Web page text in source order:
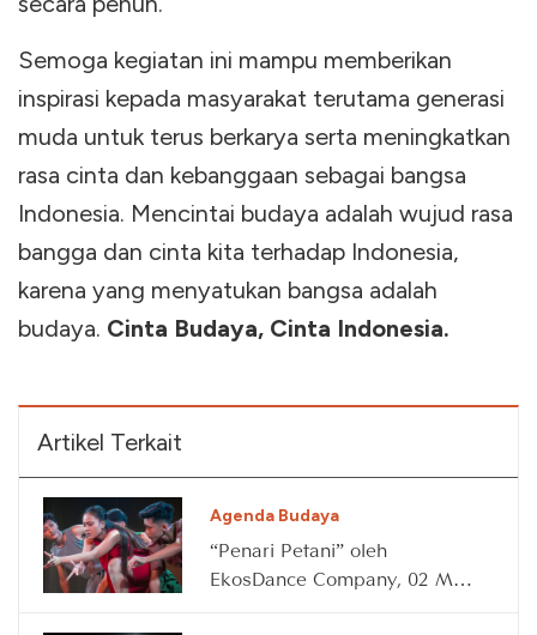
Semoga kegiatan ini mampu memberikan
inspirasi kepada masyarakat terutama generasi
muda untuk terus berkarya serta meningkatkan
rasa cinta dan kebanggaan sebagai bangsa
Indonesia. Mencintai budaya adalah wujud rasa
bangga dan cinta kita terhadap Indonesia,
karena yang menyatukan bangsa adalah
budaya. Cinta Budaya, Cinta Indonesia.
Artikel Terkait
Agenda Budaya
“Penari Petani” oleh
EkosDance Company, 02 May